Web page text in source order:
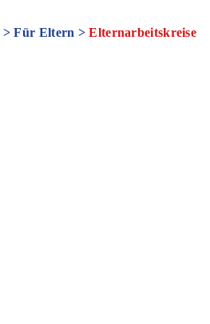
>Für Eltern >Elternarbeitskreise